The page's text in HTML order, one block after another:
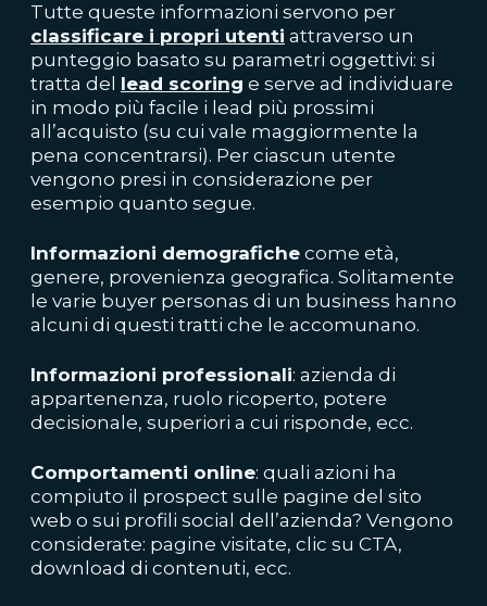
Tutte queste informazioni servono per
classificare i propri utenti attraverso un
punteggio basato su parametri oggettivi: si
tratta del lead scoring e serve ad individuare
in modo più facile i lead più prossimi
all’acquisto (su cui vale maggiormente la
pena concentrarsi). Per ciascun utente
vengono presi in considerazione per
esempio quanto segue.
Informazioni demografiche come età,
genere, provenienza geografica. Solitamente
le varie buyer personas di un business hanno
alcuni di questi tratti che le accomunano.
Informazioni professionali: azienda di
appartenenza, ruolo ricoperto, potere
decisionale, superiori a cui risponde, ecc.
Comportamenti online: quali azioni ha
compiuto il prospect sulle pagine del sito
web o sui profili social dell’azienda? Vengono
considerate: pagine visitate, clic su CTA,
download di contenuti, ecc.